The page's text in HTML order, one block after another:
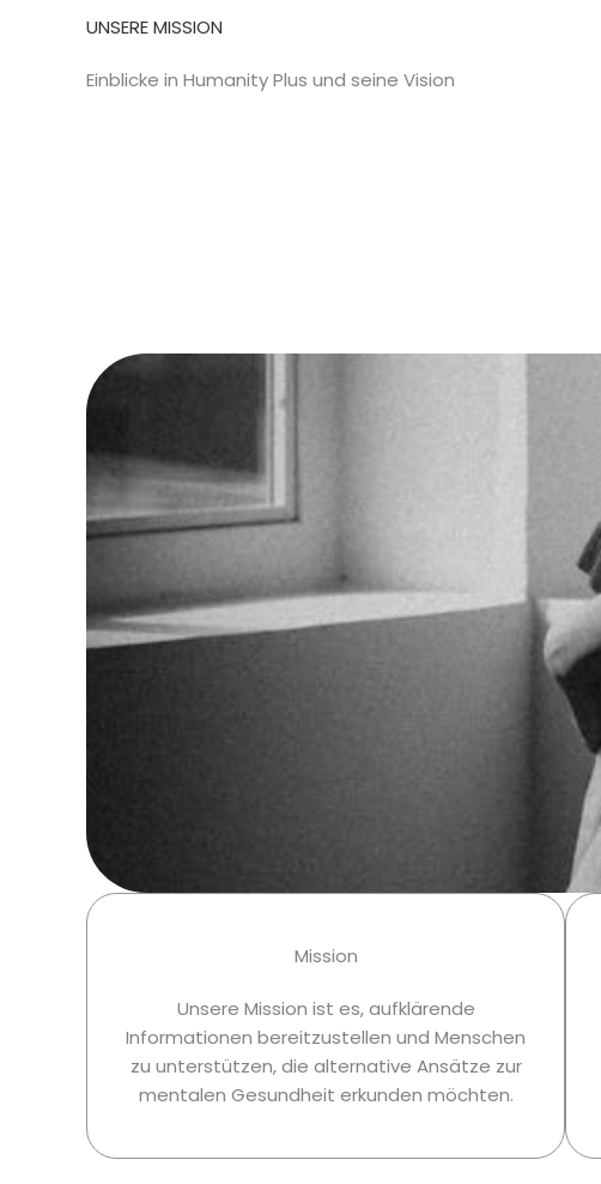
UNSERE MISSION
Einblicke in Humanity Plus und seine Vision
Mission
Unsere Mission ist es, aufklärende
Informationen bereitzustellen und Menschen
zu unterstützen, die alternative Ansätze zur
mentalen Gesundheit erkunden möchten.